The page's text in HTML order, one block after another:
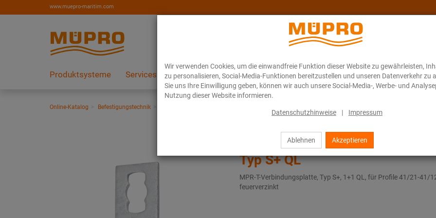
Wir verwenden Cookies, um die einwandfreie Funktion dieser Website zu gewährleisten,
zu personalisieren, Social-Media-Funktionen bereitzustellen und unseren Datenverkehr zu
Sie uns Ihre Einwilligung geben, können wir auch unsere Social-Media-, Werbe- und
Nutzung dieser Website informieren.
Datenschutzhinweise | Impressum
Ablehnen Akzeptieren
www.muepro-maritim.com
Produktsysteme Services Referenzen Über MÜPRO Maritim Blog ONLINE-KATALOG
Online-Katalog Befestigungstechnik
MPR-T-Verbindungsplatte
Typ S+ QL
MPR-T-Verbindungsplatte, Typ S+, 1+1 QL, für Profile 41/21-41/
feuerverzinkt